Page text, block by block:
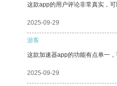
这款app的用户评论非常真实，可
2025-09-29
游客
这款加速器app的功能有点单一
2025-09-29